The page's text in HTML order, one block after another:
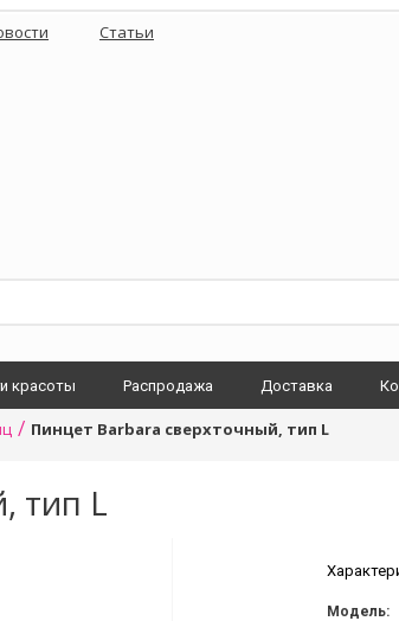
Статьи
красоты Распродажа Доставка
/ Пинцет Barbara сверхточный, тип L
тип L
Модель: